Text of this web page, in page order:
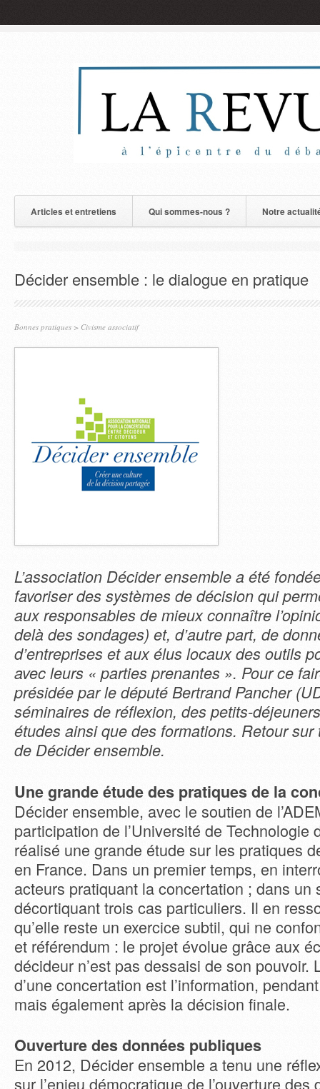
Articles et entretiens Qui sommes-nous ? Notre
Décider ensemble : le dialogue en pratique
Bonnes pratiques > Civisme associatif
L’association Décider ensemble a été
favoriser des systèmes de décision qui
aux responsables de mieux connaître
delà des sondages) et, d’autre part, de
d’entreprises et aux élus locaux des outils
avec leurs « parties prenantes ». Pour ce
présidée par le député Bertrand Pancher
séminaires de réflexion, des petits-
études ainsi que des formations. Retour
de Décider ensemble.
Une grande étude des pratiques de la
Décider ensemble, avec le soutien de
participation de l’Université de Technologie
réalisé une grande étude sur les pratiques
en France. Dans un premier temps, en
acteurs pratiquant la concertation ; dans un
décortiquant trois cas particuliers. Il en
qu’elle reste un exercice subtil, qui ne
et référendum : le projet évolue grâce aux
décideur n’est pas dessaisi de son pouvoir.
d’une concertation est l’information,
mais également après la décision finale.
Ouverture des données publiques
En 2012, Décider ensemble a tenu une
sur l’enjeu démocratique de l’ouverture